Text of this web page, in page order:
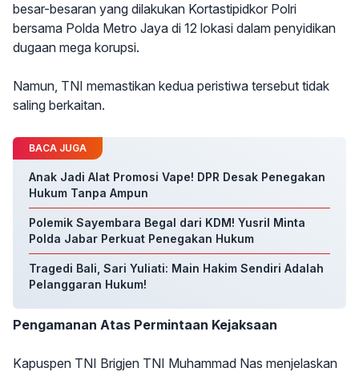
besar-besaran yang dilakukan Kortastipidkor Polri
bersama Polda Metro Jaya di 12 lokasi dalam penyidikan
dugaan mega korupsi.
Namun, TNI memastikan kedua peristiwa tersebut tidak
saling berkaitan.
BACA JUGA
Anak Jadi Alat Promosi Vape! DPR Desak Penegakan
Hukum Tanpa Ampun
Polemik Sayembara Begal dari KDM! Yusril Minta
Polda Jabar Perkuat Penegakan Hukum
Tragedi Bali, Sari Yuliati: Main Hakim Sendiri Adalah
Pelanggaran Hukum!
Pengamanan Atas Permintaan Kejaksaan
Kapuspen TNI Brigjen TNI Muhammad Nas menjelaskan